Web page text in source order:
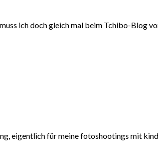
ich doch gleich mal beim Tchibo-Blog
eigentlich für meine fotoshootings mit